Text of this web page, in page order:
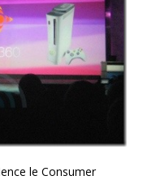
le Consumer